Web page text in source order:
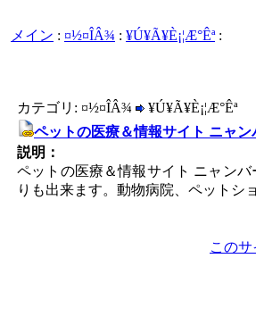
メイン : ¤½¤ÎÂ¾ : ¥Ú¥Ã¥È¡¦Æ°Êª:
カテゴリ: ¤½¤ÎÂ¾
¥Ú¥Ã¥È¡¦Æ°Êª
ペットの医療＆情報サイト ニャン
説明：
ペットの医療＆情報サイト ニャン
りも出来ます。動物病院、ペットシ
この